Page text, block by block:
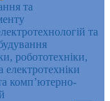
та
та
робототехніки,
електротехніки
комп’ютерно-